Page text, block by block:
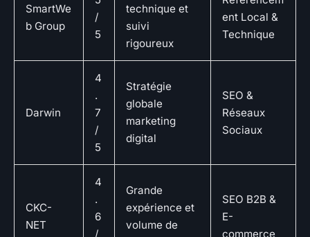
SmartWe
b Group
/
5
technique et
suivi
rigoureux
ent Local &
Technique
Darwin
4
.
7
/
5
Stratégie
globale
marketing
digital
SEO &
Réseaux
Sociaux
CKC-
NET
4
.
6
/
Grande
expérience et
volume de
SEO B2B &
E-
commerce